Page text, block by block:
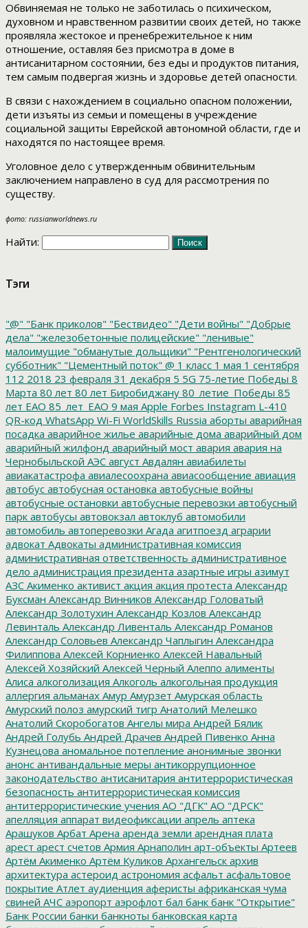
Обвиняемая не только не заботилась о психическом,
духовном и нравственном развитии своих детей, но также
проявляла жестокое и пренебрежительное к ним
отношение, оставляя без присмотра в доме в
антисанитарном состоянии, без еды и продуктов питания,
тем самым подвергая жизнь и здоровье детей опасности.
В связи с нахождением в социально опасном положении,
дети изъяты из семьи и помещены в учреждение
социальной защиты Еврейской автономной области, где и
находятся по настоящее время.
Уголовное дело с утвержденным обвинительным
заключением направлено в суд для рассмотрения по
существу.
фото: russianworldnews.ru
Найти:
Тэги
"@" "Банк приколов" "Бествидео" "Дети войны" "Добрые
дела" "железобетонные полицейские" "ленивые"
малоимущие "обманутые дольщики" "Рентгенологический
субботник" "Цементный поток" @ 1 класс 1 мая 1 сентября
112 2018 23 февраля 31 декабря 5 5G 75-летие Победы 8
Марта 80 лет 80 лет Биробиджану 80_летие_Победы 85
лет ЕАО 85_лет_ЕАО 9 мая Apple Forbes Instagram L-410
QR-код WhatsApp Wi-Fi WorldSkills Russia аборты аварийная
посадка аварийное жилье аварийные дома аварийный дом
аварийный жилфонд аварийный мост авария авария на
Чернобыльской АЭС август Авдалян авиабилеты
авиакатастрофа авиалесоохрана авиасообщение авиация
автобус автобусная остановка автобусные войны
автобусные остановки автобусные перевозки автобусный
парк автобусы автовокзал автоклуб автомобили
автомобиль автоперевозки Агада агитпоезд аграрии
адвокат Адвокаты административная комиссия
административная ответственность административное
дело администрация президента азартные игры азимут
АЗС Акименко активист акция акция протеста Александр
Буксман Александр Винников Александр Головатый
Александр Золотухин Александр Козлов Александр
Левинталь Александр Ливенталь Александр Романов
Александр Соловьев Александр Чаплыгин Александра
Филиппова Алексей Корниенко Алексей Навальный
Алексей Хозяйский Алексей Черный Алеппо алименты
Алиса алкоголизация Алкоголь алкогольная продукция
аллергия альманах Амур Амурзет Амурская область
Амурский полоз амурский тигр Анатолий Мелешко
Анатолий Скоробогатов Ангелы мира Андрей Бялик
Андрей Голубь Андрей Драчев Андрей Пивенко Анна
Кузнецова аномальное потепление анонимные звонки
анонс антивандальные меры антикоррупционное
законодательство антисанитария антитеррористическая
безопасность антитеррористическая комиссия
антитеррористические учения АО "ДГК" АО "ДРСК"
апелляция аппарат видеофиксации апрель аптека
Арашуков Арбат Арена аренда земли арендная плата
арест арест счетов Армия Арнаполин арт-объекты Артеев
Артём Акименко Артём Куликов Архангельск архив
архитектура астероид астрономия асфальт асфальтовое
покрытие Атлет аудиенция аферисты африканская чума
свиней АЧС аэропорт аэрофлот бал банк банк "Открытие"
Банк России банки банкноты банковская карта